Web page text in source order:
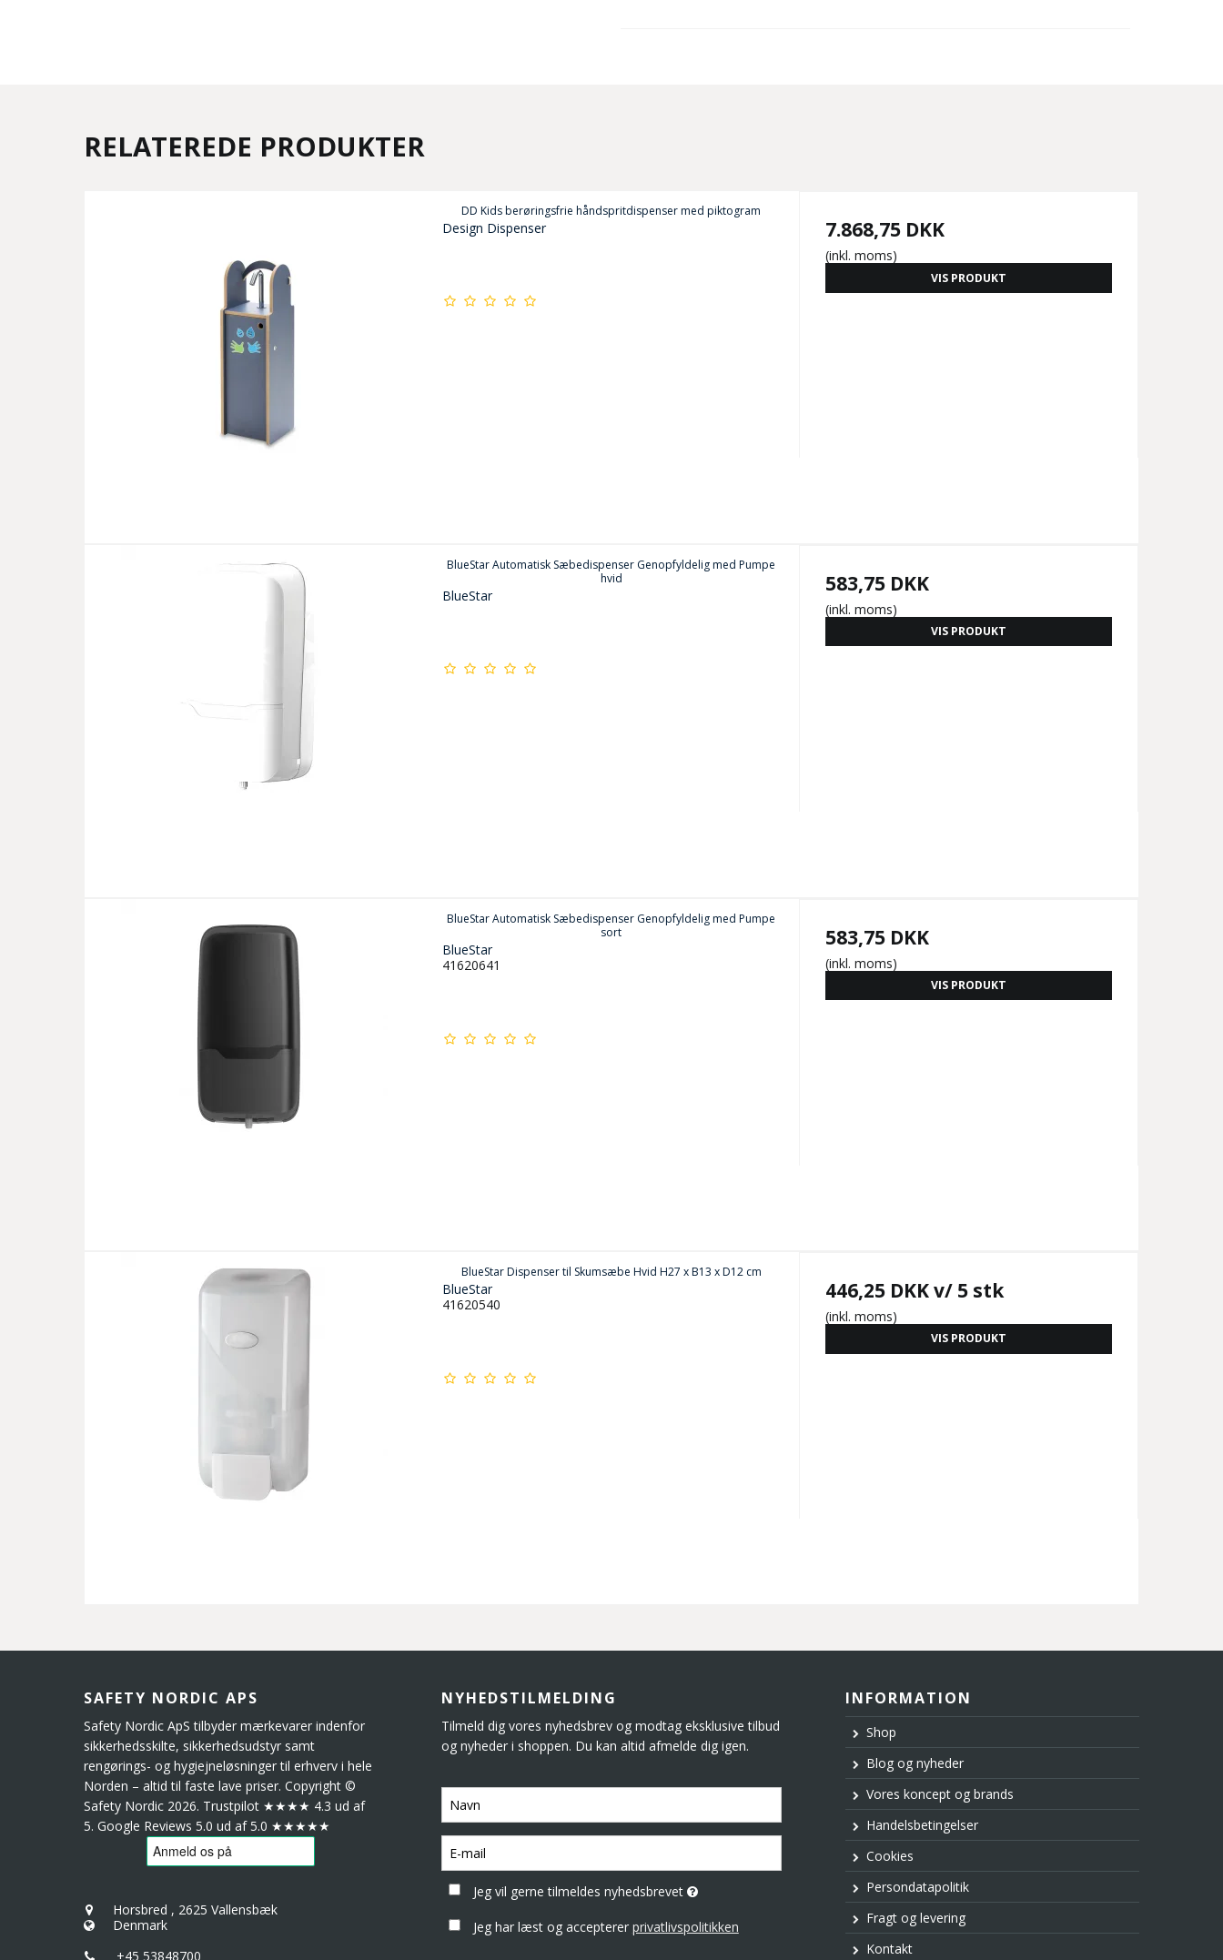
RELATEREDE PRODUKTER
DD Kids berøringsfrie håndspritdispenser med piktogram
Design Dispenser 7.868,75 DKK
(inkl. moms)
VIS PRODUKT
BlueStar Automatisk Sæbedispenser Genopfyldelig med Pumpe
hvid
BlueStar 583,75 DKK
(inkl. moms)
VIS PRODUKT
BlueStar Automatisk Sæbedispenser Genopfyldelig med Pumpe
sort
BlueStar
41620641
583,75 DKK
(inkl. moms)
VIS PRODUKT
BlueStar Dispenser til Skumsæbe Hvid H27 x B13 x D12 cm
BlueStar
41620540
446,25 DKKv/ 5 stk
(inkl. moms)
VIS PRODUKT
SAFETY NORDIC APS
Safety Nordic ApS tilbyder mærkevarer indenfor
sikkerhedsskilte, sikkerhedsudstyr samt
rengørings- og hygiejneløsninger til erhverv i hele
Norden – altid til faste lave priser. Copyright ©
Safety Nordic 2026. Trustpilot ★★★★ 4.3 ud af
5. Google Reviews 5.0 ud af 5.0 ★★★★★
Horsbred , 2625 Vallensbæk
Denmark
+45 53848700
NYHEDSTILMELDING
Tilmeld dig vores nyhedsbrev og modtag eksklusive tilbud
og nyheder i shoppen. Du kan altid afmelde dig igen.
Jeg vil gerne tilmeldes nyhedsbrevet
Jeg har læst og accepterer privatlivspolitikken
INFORMATION
Shop
Blog og nyheder
Vores koncept og brands
Handelsbetingelser
Cookies
Persondatapolitik
Fragt og levering
Kontakt